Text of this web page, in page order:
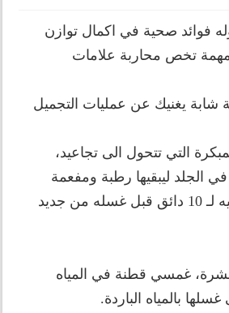
فوائد صحية في اكمال توازن
مهمة تخص محاربة علامات
شابة يغنيك عن عمليات التجميل
التي تتحول الى تجاعيد،
الجلد ليبقيها رطبة ومفعمة
بالإنتعاش. اغسلي وجهك بالمياه والملح يومياً واتركيه لـ 10 دائق قبل غسله من جديد
غمسي قطنة في المياه
بالمياه الباردة.